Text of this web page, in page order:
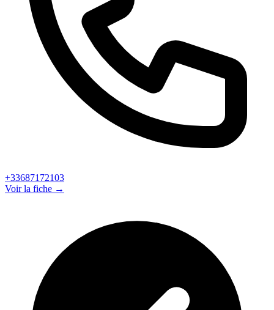
+33687172103
Voir la fiche →